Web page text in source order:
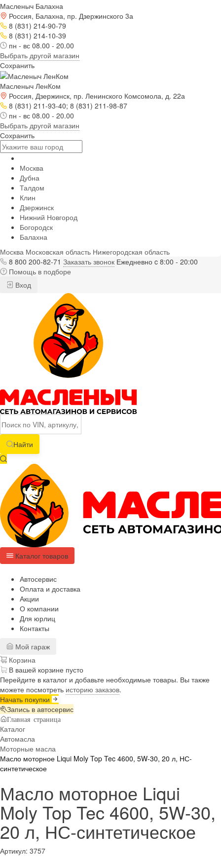
Масленыч Балахна
Россия, Балахна, пр. Дзержинского 3а
8 (831) 214-90-79
8 (831) 214-10-39
пн - вс 08.00 - 20.00
Выбрать другой магазин
Сохранить
Масленыч ЛенКом
Россия, Дзержинск, пр. Ленинского Комсомола, д. 22а
8 (831) 211-93-40; 8 (831) 211-98-87
пн - вс 08.00 - 20.00
Выбрать другой магазин
Сохранить
Москва
Дубна
Талдом
Клин
Дзержинск
Нижний Новгород
Богородск
Балахна
Москва Московская область Нижегородская область
8 800 200-82-71 Заказать звонок Ежедневно c 8:00 - 20:00
Помощь в подборе
Вход
Найти
Каталог товаров
Автосервис
Оплата и доставка
Акции
О компании
Для юрлиц
Контакты
Мой гараж
Корзина
В вашей корзине пусто
Перейдите в каталог и добавьте необходимые товары. Вы также
можете посмотреть историю заказов.
Начать покупки
Запись в автосервис
Главная страница
Каталог
Автомасла
Моторные масла
Масло моторное Liqui Moly Top Tec 4600, 5W-30, 20 л, НС-
синтетическое
Масло моторное Liqui
Moly Top Tec 4600, 5W-30,
20 л, НС-синтетическое
Артикул: 3757